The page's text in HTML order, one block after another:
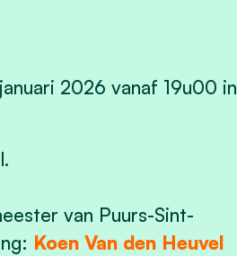
2026 vanaf 19u00 in
van Puurs-Sint-
Koen Van den Heuvel